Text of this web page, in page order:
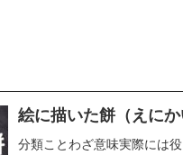
絵に描いた餅（えにか
分類ことわざ意味実際には